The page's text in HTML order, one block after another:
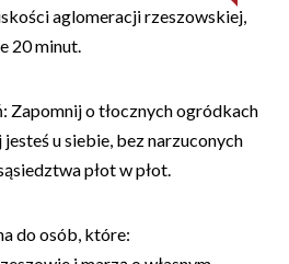
aglomeracji rzeszowskiej,
20 minut.
Zapomnij o tłocznych ogródkach
u siebie, bez narzuconych
płot w płot.
do osób, które: